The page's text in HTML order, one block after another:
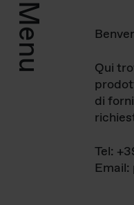
Menu
Qui
di
Tel: